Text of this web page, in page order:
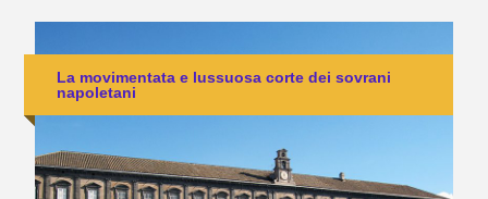
La movimentata e lussuosa corte dei sovrani
napoletani